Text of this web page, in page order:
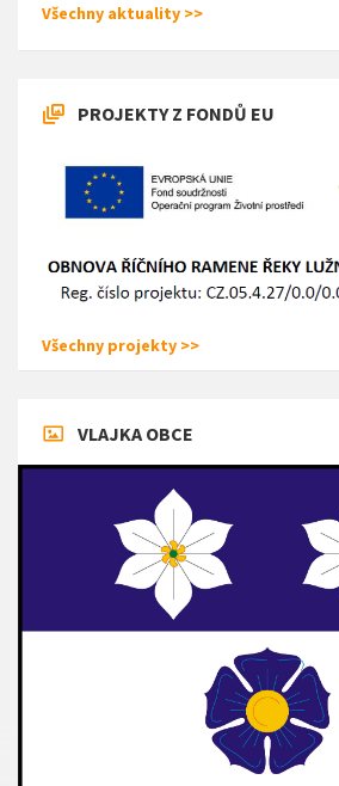
Všechny aktuality >>
PROJEKTY Z FONDŮ EU
Všechny projekty >>
VLAJKA OBCE